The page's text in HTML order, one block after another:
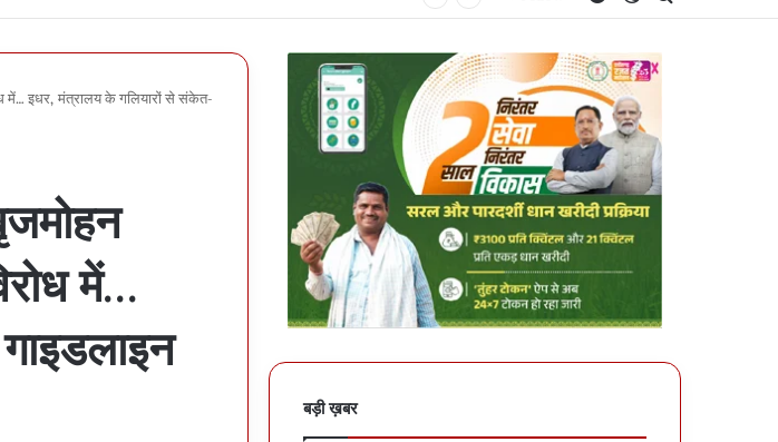
में… इधर, मंत्रालय के गलियारों से संकेत-
में…
बड़ी ख़बर